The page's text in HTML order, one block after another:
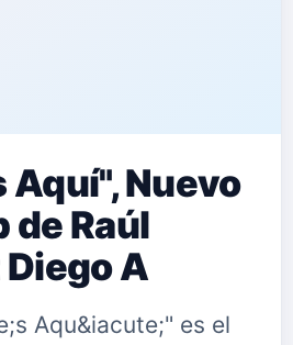
Aquí", Nuevo
de Raúl
A
Aqu&iacute;" es el